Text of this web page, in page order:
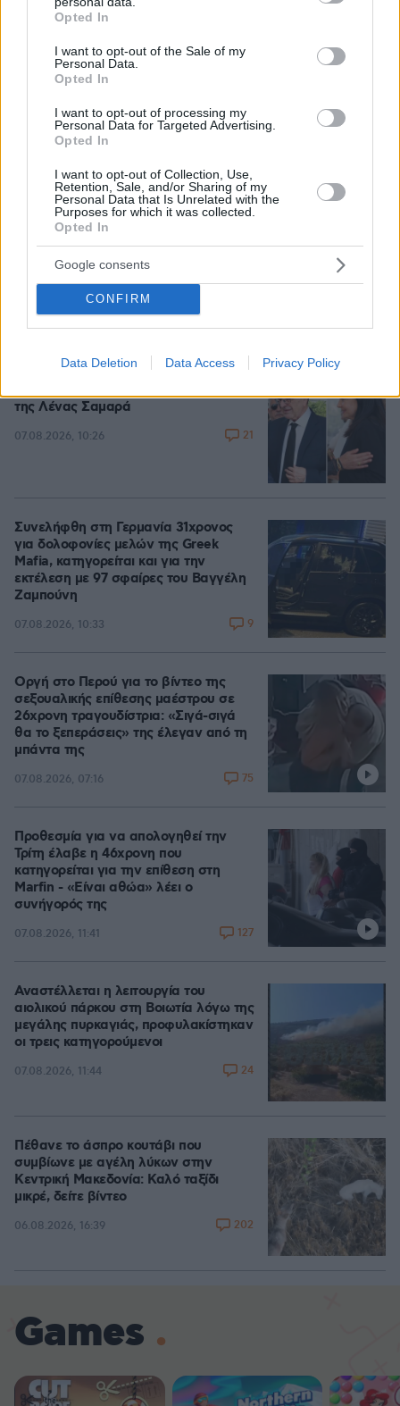
grant or deny consent to Google and its third-party tags to
use your data for below specified purposes in below Google
consent section.
Opted In
I want to opt-out of the Sale of my
Personal Data.
Opted In
I want to opt-out of processing my
Personal Data for Targeted Advertising.
Opted In
I want to opt-out of Collection, Use,
Retention, Sale, and/or Sharing of my
Personal Data that Is Unrelated with the
Purposes for which it was collected.
Opted In
Google consents
CONFIRM
Data Deletion Data Access Privacy Policy
Πόσο κοστίζει μία εβδομάδα σε βίλες -
παράδεισους
Στο Α΄ Νεκροταφείο το μνημόσυνο
της Λένας Σαμαρά
07.08.2026, 10:26 21
Συνελήφθη στη Γερμανία 31χρονος
για δολοφονίες μελών της Greek
Mafia, κατηγορείται και για την
εκτέλεση με 97 σφαίρες του Βαγγέλη
Ζαμπούνη
07.08.2026, 10:33 9
Οργή στο Περού για το βίντεο της
σεξουαλικής επίθεσης μαέστρου σε
26χρονη τραγουδίστρια: «Σιγά-σιγά
θα το ξεπεράσεις» της έλεγαν από τη
μπάντα της
07.08.2026, 07:16 75
Προθεσμία για να απολογηθεί την
Τρίτη έλαβε η 46χρονη που
κατηγορείται για την επίθεση στη
Marfin - «Είναι αθώα» λέει ο
συνήγορός της
07.08.2026, 11:41 127
Αναστέλλεται η λειτουργία του
αιολικού πάρκου στη Βοιωτία λόγω της
μεγάλης πυρκαγιάς, προφυλακίστηκαν
οι τρεις κατηγορούμενοι
07.08.2026, 11:44 24
Πέθανε το άσπρο κουτάβι που
συμβίωνε με αγέλη λύκων στην
Κεντρική Μακεδονία: Καλό ταξίδι
μικρέ, δείτε βίντεο
06.08.2026, 16:39 202
Games